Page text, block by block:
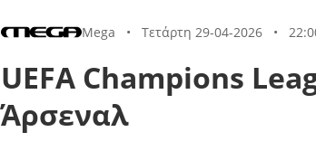
Mega • Τετάρτη 29-04-2026 •
UEFA Champions
Άρσεναλ